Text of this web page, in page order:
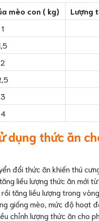
mèo con ( kg)
Lượng
1
2
3
4
dụng thức ăn
đổi thức ăn khiến thú
liều lượng thức ăn mới
tăng liều lượng trong
giống mèo, mức độ hoạt
chỉnh lượng thức ăn cho